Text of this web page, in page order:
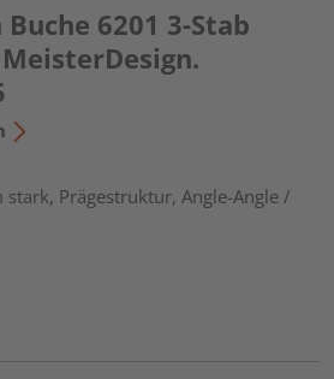
6201 3-Stab
Prägestruktur, Angle-Angle /